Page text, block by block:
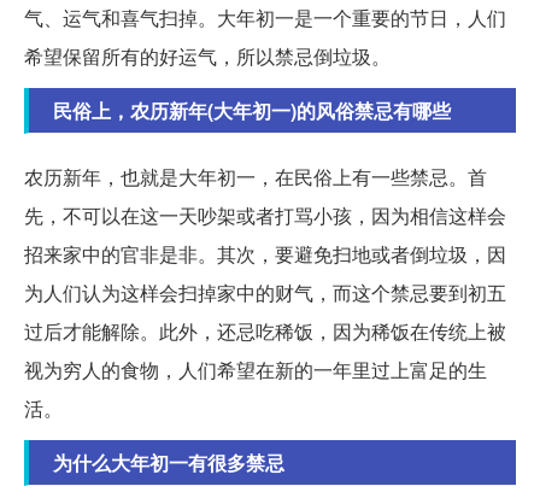
气、运气和喜气扫掉。大年初一是一个重要的节日，人们
希望保留所有的好运气，所以禁忌倒垃圾。
民俗上，农历新年(大年初一)的风俗禁忌有哪些
农历新年，也就是大年初一，在民俗上有一些禁忌。首
先，不可以在这一天吵架或者打骂小孩，因为相信这样会
招来家中的官非是非。其次，要避免扫地或者倒垃圾，因
为人们认为这样会扫掉家中的财气，而这个禁忌要到初五
过后才能解除。此外，还忌吃稀饭，因为稀饭在传统上被
视为穷人的食物，人们希望在新的一年里过上富足的生
活。
为什么大年初一有很多禁忌